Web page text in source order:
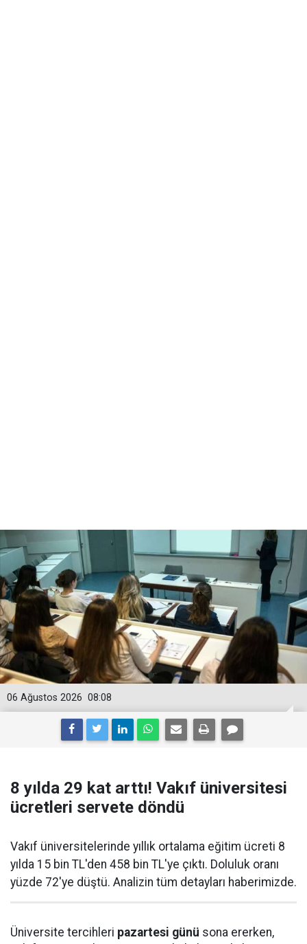
08:08
06 Ağustos 2026
8 yılda 29 kat arttı! Vakıf üniversitesi
ücretleri servete döndü
Vakıf üniversitelerinde yıllık ortalama eğitim ücreti 8
yılda 15 bin TL'den 458 bin TL'ye çıktı. Doluluk oranı
yüzde 72'ye düştü. Analizin tüm detayları haberimizde.
Üniversite tercihleri pazartesi günü sona ererken,